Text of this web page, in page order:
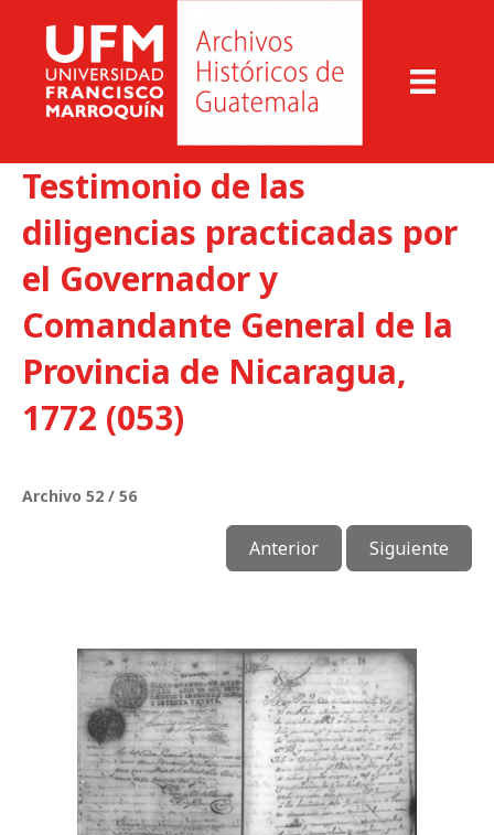
Testimonio de las
diligencias practicadas por
el Governador y
Comandante General de la
Provincia de Nicaragua,
1772 (053)
Archivo 52 / 56
Anterior Siguiente